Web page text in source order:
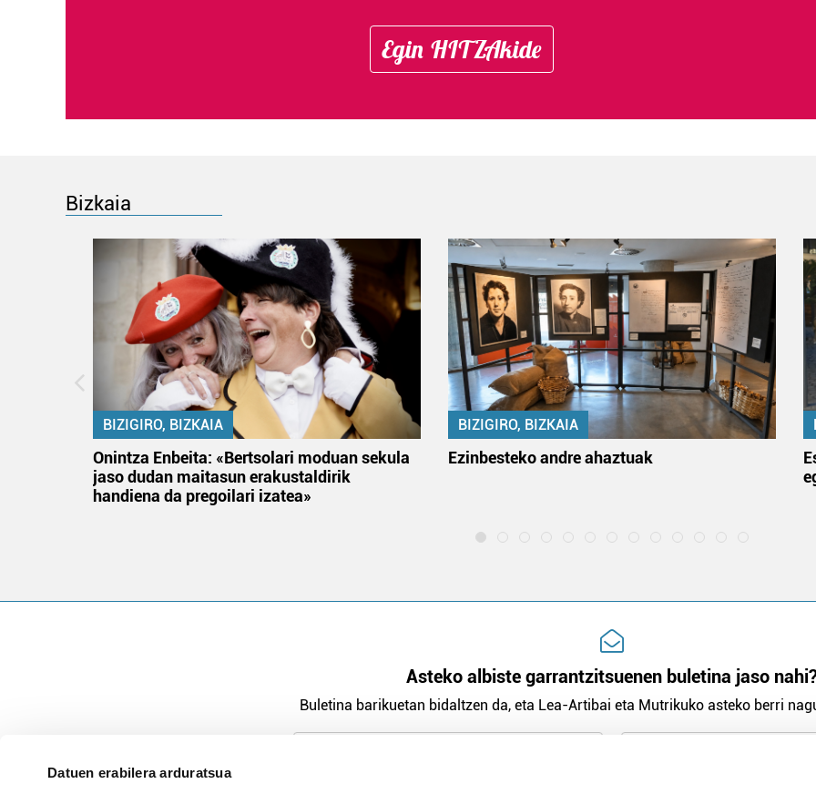
Datuen erabilera arduratsua
Egin HITZAkide
Bizkaia
BIZIGIRO, BIZKAIA
Onintza Enbeita: «Bertsolari moduan sekula
jaso dudan maitasun erakustaldirik
handiena da pregoilari izatea»
BIZIGIRO, BIZKAIA
Ezinbesteko andre ahaztuak
Asteko albiste garrantzitsuenen buletina jaso
Buletina barikuetan bidaltzen da, eta Lea-Artibai eta Mutrikuko asteko berri